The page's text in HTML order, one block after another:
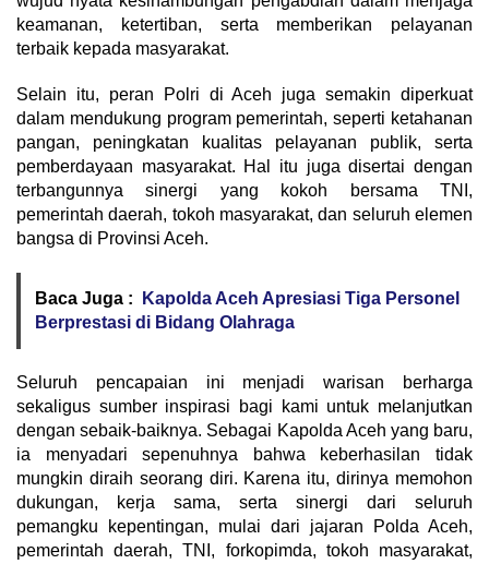
keamanan, ketertiban, serta memberikan pelayanan
terbaik kepada masyarakat.
Selain itu, peran Polri di Aceh juga semakin diperkuat
dalam mendukung program pemerintah, seperti ketahanan
pangan, peningkatan kualitas pelayanan publik, serta
pemberdayaan masyarakat. Hal itu juga disertai dengan
terbangunnya sinergi yang kokoh bersama TNI,
pemerintah daerah, tokoh masyarakat, dan seluruh elemen
bangsa di Provinsi Aceh.
Baca Juga :
Kapolda Aceh Apresiasi Tiga Personel
Berprestasi di Bidang Olahraga
Seluruh pencapaian ini menjadi warisan berharga
sekaligus sumber inspirasi bagi kami untuk melanjutkan
dengan sebaik-baiknya. Sebagai Kapolda Aceh yang baru,
ia menyadari sepenuhnya bahwa keberhasilan tidak
mungkin diraih seorang diri. Karena itu, dirinya memohon
dukungan, kerja sama, serta sinergi dari seluruh
pemangku kepentingan, mulai dari jajaran Polda Aceh,
pemerintah daerah, TNI, forkopimda, tokoh masyarakat,